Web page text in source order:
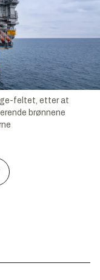
feltet, etter at
brønnene